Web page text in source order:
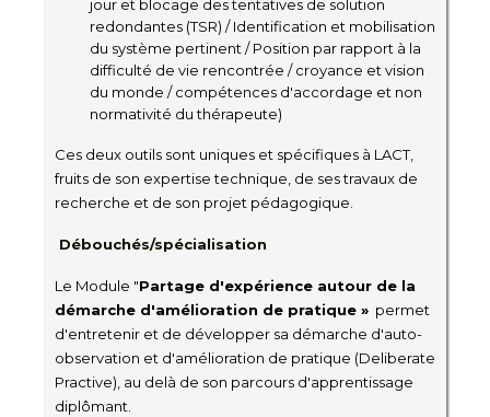
jour et blocage des tentatives de solution
redondantes (TSR) / Identification et mobilisation
du système pertinent / Position par rapport à la
difficulté de vie rencontrée / croyance et vision
du monde / compétences d'accordage et non
normativité du thérapeute)
Ces deux outils sont uniques et spécifiques à LACT,
fruits de son expertise technique, de ses travaux de
recherche et de son projet pédagogique.
Débouchés/spécialisation
Le Module "Partage d'expérience autour de la
démarche d'amélioration de pratique » permet
d'entretenir et de développer sa démarche d'auto-
observation et d'amélioration de pratique (Deliberate
Practive), au delà de son parcours d'apprentissage
diplômant.